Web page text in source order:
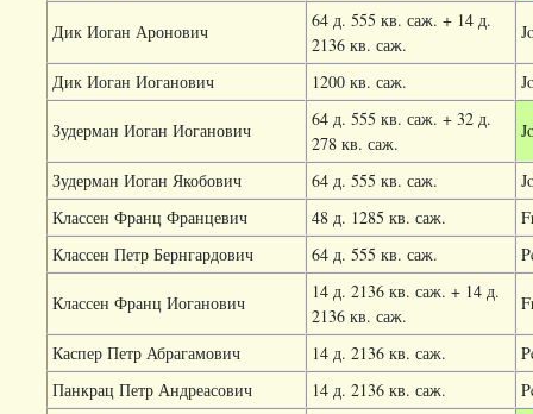
Дик Иоган Аронович
64 д. 555 кв. саж. + 14 д.
2136 кв. саж.
Дик Иоган Иоганович 1200 кв. саж.
Зудерман Иоган Иоганович
64 д. 555 кв. саж. + 32 д.
278 кв. саж.
Зудерман Иоган Якобович 64 д. 555 кв. саж.
Классен Франц Францевич
48 д. 1285 кв. саж.
Классен Петр Бернгардович
64 д. 555 кв. саж.
Классен Франц Иоганович
14 д. 2136 кв. саж. + 14 д.
2136 кв. саж.
Каспер Петр Абрагамович 14 д. 2136 кв. саж.
Панкрац Петр Андреасович
14 д. 2136 кв. саж.